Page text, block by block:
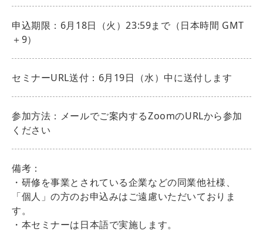
申込期限：6月18日（火）23:59まで（日本時間 GMT
＋9）
セミナーURL送付：6月19日（水）中に送付します
参加方法：メールでご案内するZoomのURLから参加
ください
備考：
・研修を事業とされている企業などの同業他社様、
「個人」の方のお申込みはご遠慮いただいておりま
す。
・本セミナーは日本語で実施します。